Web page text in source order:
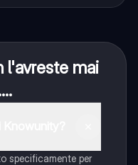
l'avreste mai
specificamente per